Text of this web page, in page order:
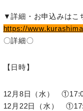
▼詳細・お申込みはこ
https://
〇詳細〇
【日時】
12月8日（水）
12月22日（水）